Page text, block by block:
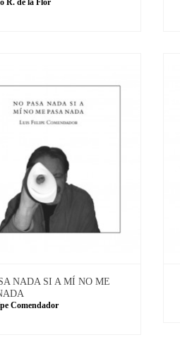
R. de la Flor
NADA SI A MÍ NO ME
Comendador